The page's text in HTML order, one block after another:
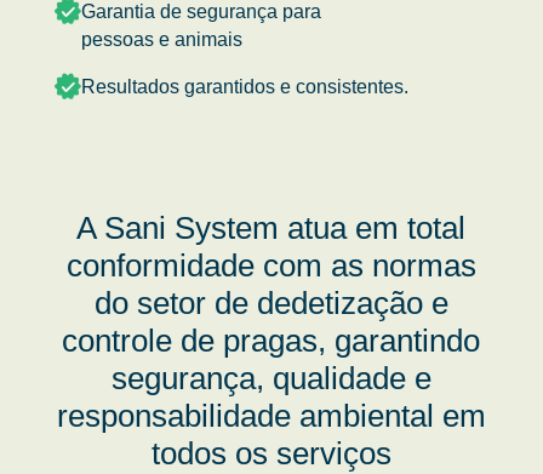
Garantia de segurança para
pessoas e animais
Resultados garantidos e consistentes.
A Sani System atua em total
conformidade com as normas
do setor de dedetização e
controle de pragas, garantindo
segurança, qualidade e
responsabilidade ambiental em
todos os serviços